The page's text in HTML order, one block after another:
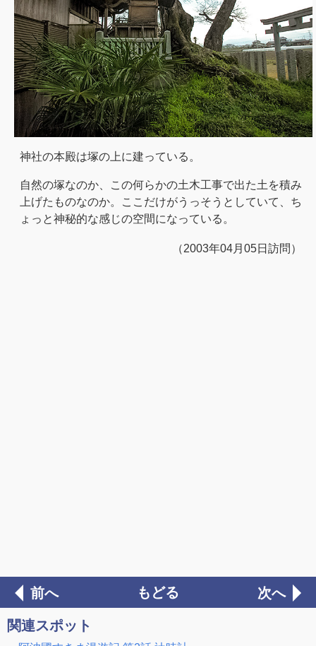
神社の本殿は塚の上に建っている。
自然の塚なのか、この何らかの土木工事で出た土を積み
上げたものなのか。ここだけがうっそうとしていて、ち
ょっと神秘的な感じの空間になっている。
（2003年04月05日訪問）
前へ もどる 次へ
関連スポット